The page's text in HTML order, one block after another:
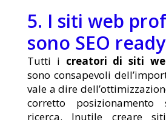
5. I siti web
sono SEO ready
Tutti i creatori di siti
sono consapevoli
vale a dire
corretto
ricerca. Inutile creare